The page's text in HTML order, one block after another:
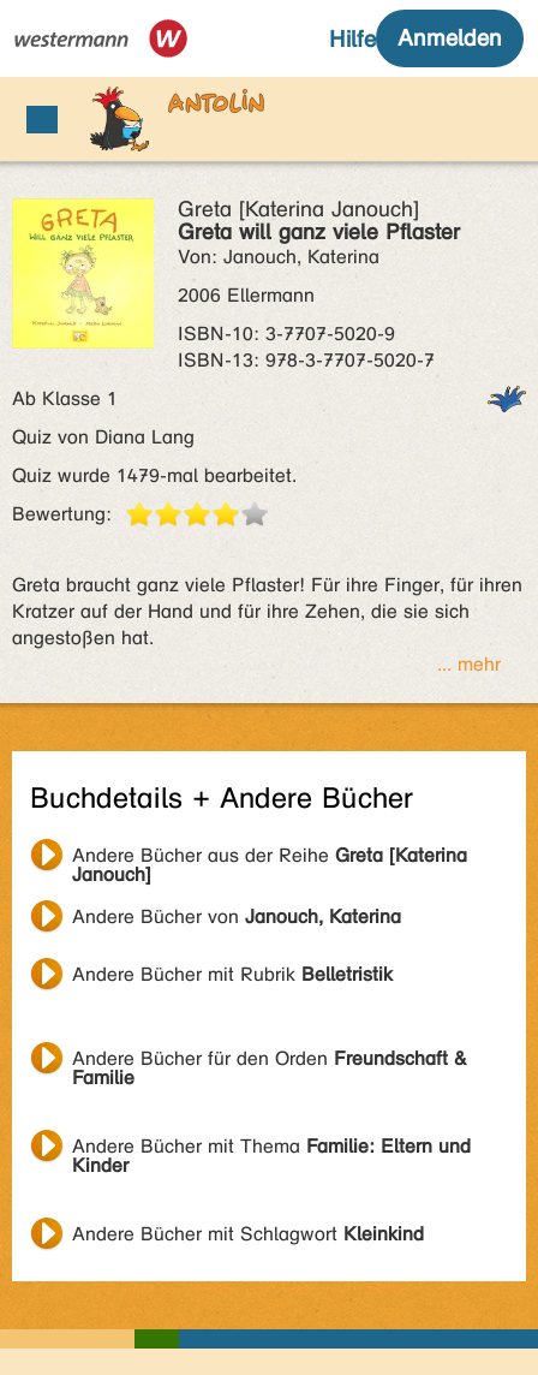
Greta [Katerina Janouch]
Greta will ganz viele Pflaster
Von: Janouch, Katerina
2006 Ellermann
ISBN‑10: 3-7707-5020-9
ISBN‑13: 978-3-7707-5020-7
Ab Klasse 1
Quiz von Diana Lang
Quiz wurde 1479-mal bearbeitet.
Bewertung:
Greta braucht ganz viele Pflaster! Für ihre Finger, für ihren
Kratzer auf der Hand und für ihre Zehen, die sie sich
angestoßen hat.
... mehr
Buchdetails + Andere Bücher
Andere Bücher aus der Reihe Greta [Katerina
Janouch]
Andere Bücher von Janouch, Katerina
Andere Bücher mit Rubrik Belletristik
Andere Bücher für den Orden Freundschaft &
Familie
Andere Bücher mit Thema Familie: Eltern und
Kinder
Andere Bücher mit Schlagwort Kleinkind